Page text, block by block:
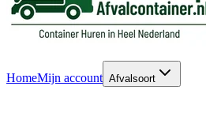
HomeMijn account Afvalsoort